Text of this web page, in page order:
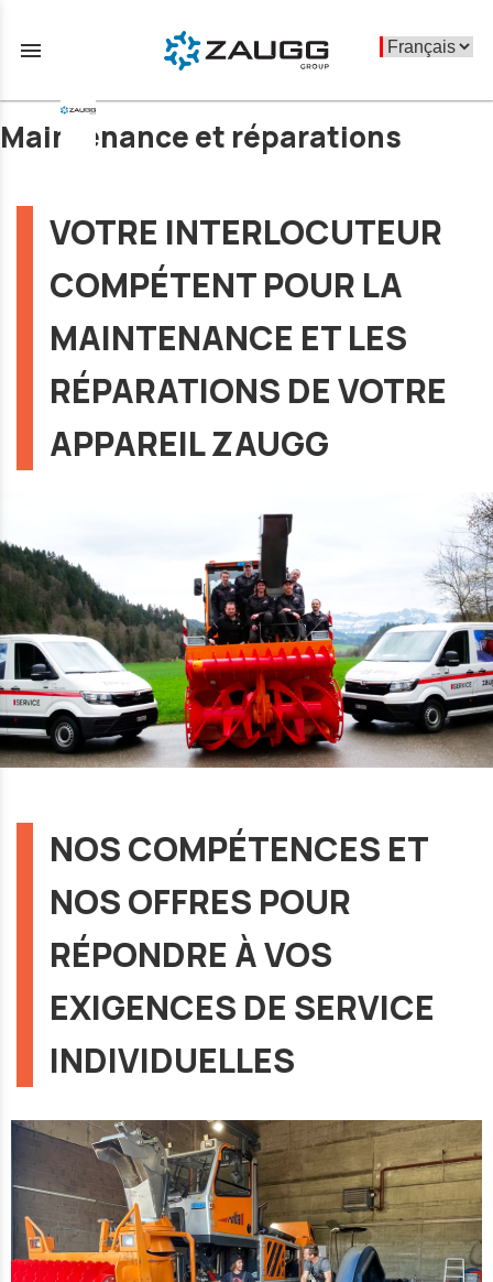
menu
Maintenance et réparations
VOTRE INTERLOCUTEUR
COMPÉTENT POUR LA
MAINTENANCE ET LES
RÉPARATIONS DE VOTRE
APPAREIL ZAUGG
NOS COMPÉTENCES ET
NOS OFFRES POUR
RÉPONDRE À VOS
EXIGENCES DE SERVICE
INDIVIDUELLES